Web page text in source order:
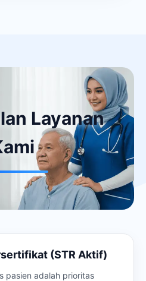
Layanan
(STR Aktif)
pasien adalah prioritas